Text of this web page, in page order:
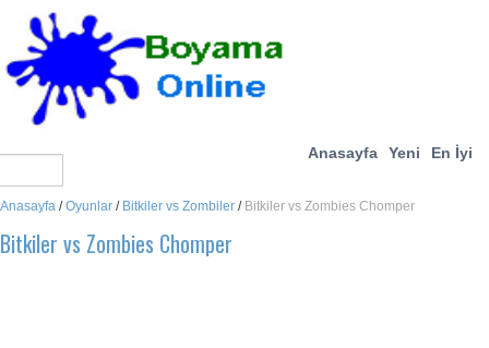
Anasayfa Yeni En İyi
Anasayfa /Oyunlar / Bitkiler vs Zombiler / Bitkiler vs Zombies Chomper
Bitkiler vs Zombies Chomper